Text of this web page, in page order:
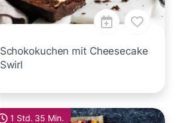
Schokokuchen mit Cheesecake
Swirl
1 Std. 35 Min.